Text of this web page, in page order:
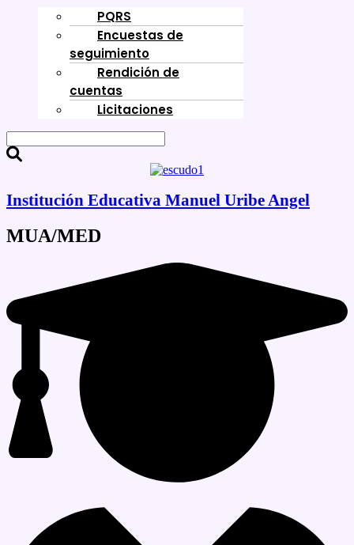
PQRS
Encuestas de
seguimiento
Rendición de
cuentas
Licitaciones
Institución Educativa Manuel Uribe Angel
MUA/MED